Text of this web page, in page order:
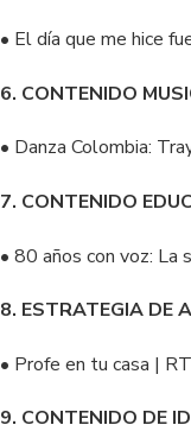
• El día que me hice
6. CONTENIDO
• Danza Colombia:
7. CONTENIDO
• 80 años con voz: La
8. ESTRATEGIA DE
• Profe en tu casa |
9. CONTENIDO DE